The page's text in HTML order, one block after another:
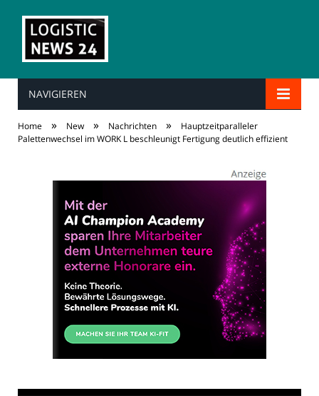
NAVIGIEREN
Home » New » Nachrichten »
Hauptzeitparalleler
Palettenwechsel im WORK L beschleunigt Fertigung deutlich effizient